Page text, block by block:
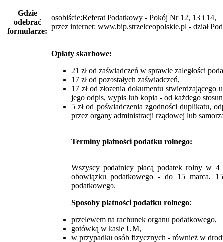
Gdzie
odebrać
formularze:
osobiście:Referat Podatkowy - Pokój Nr 12, 13 i 14,
przez internet: www.bip.strzelceopolskie.pl - dział
Opłaty skarbowe:
21 zł od zaświadczeń w sprawie zaległości
17 zł od pozostałych zaświadczeń,
17 zł od złożenia dokumentu
jego odpis, wypis lub kopia - od każdego
5 zł od poświadczenia zgodności duplikatu,
przez organy administracji rządowej lub
Terminy płatności podatku rolnego:
Wszyscy podatnicy płacą podatek rolny w
obowiązku podatkowego - do 15 marca,
podatkowego.
Sposoby płatności podatku rolnego:
przelewem na rachunek organu podatkowego,
gotówką w kasie UM,
w przypadku osób fizycznych - również w